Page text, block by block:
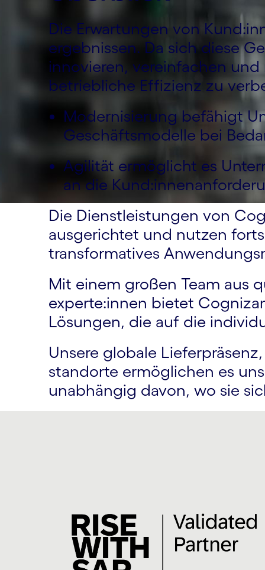
Die Erwar­tungen von
ergeb­nissen. Da sich diese
innovieren, verein­fachen
betrieb­liche Effizienz zu
Modernisierung befähigt
Geschäftsmodelle bei
Agilität ermöglicht es
an die
Die Dienstleistungen von
ausgerichtet und nutzen
transformatives
Mit einem großen Team aus
experte:innen bietet
Lösungen, die auf die
Unsere globale
standorte ermöglichen es
unabhängig davon, wo sie